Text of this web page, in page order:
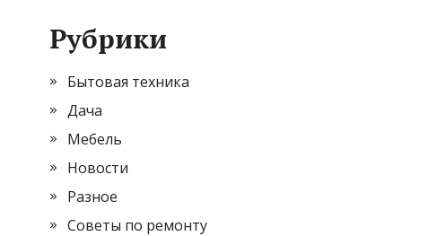
Рубрики
Бытовая техника
Дача
Мебель
Новости
Разное
Советы по ремонту